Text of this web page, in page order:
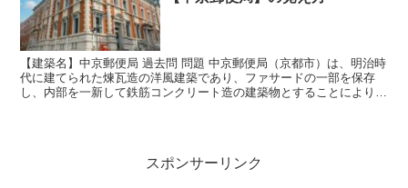
【建築名】中京郵便局 過去問 問題 中京郵便局（京都市）は、明治時
代に建てられた煉瓦造の洋風建築であり、ファサードの一部を保存
し、内部を一新して鉄筋コンクリート造の建築物とすることにより、
スポンサーリンク